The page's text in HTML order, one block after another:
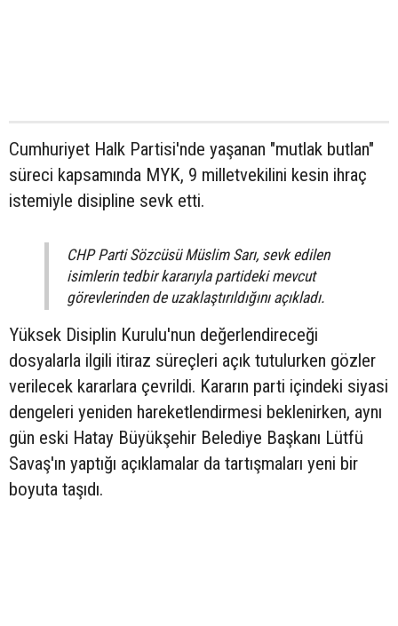
Cumhuriyet Halk Partisi'nde yaşanan "mutlak butlan"
süreci kapsamında MYK, 9 milletvekilini kesin ihraç
istemiyle disipline sevk etti.
CHP Parti Sözcüsü Müslim Sarı, sevk edilen
isimlerin tedbir kararıyla partideki mevcut
görevlerinden de uzaklaştırıldığını açıkladı.
Yüksek Disiplin Kurulu'nun değerlendireceği
dosyalarla ilgili itiraz süreçleri açık tutulurken gözler
verilecek kararlara çevrildi. Kararın parti içindeki siyasi
dengeleri yeniden hareketlendirmesi beklenirken, aynı
gün eski Hatay Büyükşehir Belediye Başkanı Lütfü
Savaş'ın yaptığı açıklamalar da tartışmaları yeni bir
boyuta taşıdı.